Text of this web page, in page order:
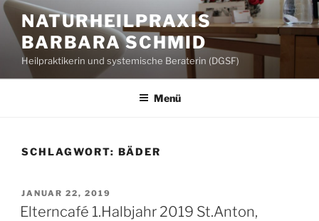
Zum
Inhalt
springen
NATURHEILPRAXIS
BARBARA SCHMID
Heilpraktikerin und systemische Beraterin (DGSF)
Menü
SCHLAGWORT: BÄDER
VERÖFFENTLICHT
AM
JANUAR 22, 2019
Elterncafé 1.Halbjahr 2019 St.Anton,